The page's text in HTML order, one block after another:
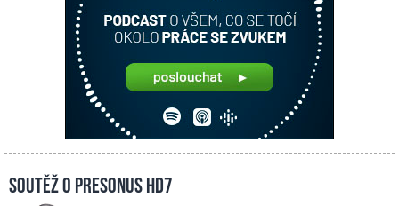
Soutěž o PreSonus HD7